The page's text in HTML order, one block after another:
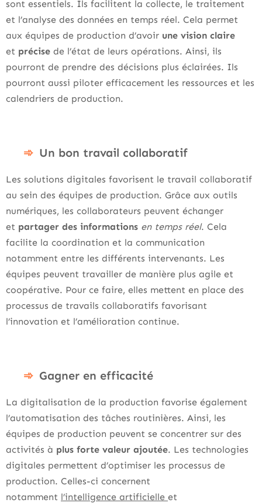
sont essentiels. Ils facilitent la collecte, le traitement
et l’analyse des données en temps réel. Cela permet
aux équipes de production d’avoir une vision claire
et précise de l’état de leurs opérations. Ainsi, ils
pourront de prendre des décisions plus éclairées. Ils
pourront aussi piloter efficacement les ressources et les
calendriers de production.
Un bon travail collaboratif
Les solutions digitales favorisent le travail collaboratif
au sein des équipes de production. Grâce aux outils
numériques, les collaborateurs peuvent échanger
et partager des informations en temps réel. Cela
facilite la coordination et la communication
notamment entre les différents intervenants. Les
équipes peuvent travailler de manière plus agile et
coopérative. Pour ce faire, elles mettent en place des
processus de travails collaboratifs favorisant
l’innovation et l’amélioration continue.
Gagner en efficacité
La digitalisation de la production favorise également
l’automatisation des tâches routinières. Ainsi, les
équipes de production peuvent se concentrer sur des
activités à plus forte valeur ajoutée. Les technologies
digitales permettent d’optimiser les processus de
production. Celles-ci concernent
notamment l’intelligence artificielle et